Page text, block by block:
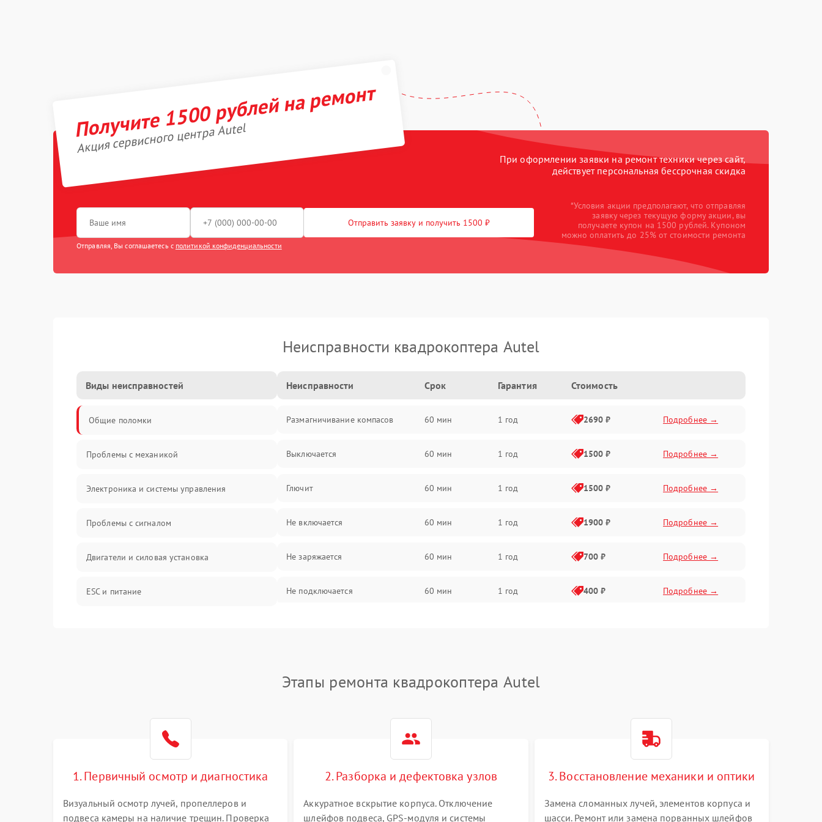
Получите 1500 рублей на ремонт
Акция сервисного центра Autel
При оформлении заявки на ремонт техники через сайт,
действует персональная бессрочная скидка
Отправить заявку и получить 1500 ₽
Отправляя, Вы соглашаетесь с политикой конфиденциальности
*Условия акции предполагают, что отправляя
заявку через текущую форму акции, вы
получаете купон на 1500 рублей. Купоном
можно оплатить до 25% от стоимости ремонта
Неисправности квадрокоптера Autel
Виды неисправностей
Общие поломки
Проблемы с механикой
Электроника и системы управления
Проблемы с сигналом
Двигатели и силовая установка
ESC и питание
Температурные и внешние факторы
Неисправности Срок Гарантия Стоимость
Размагничивание компасов 60 мин 1 год 2690 ₽ Подробнее →
Выключается 60 мин 1 год 1500 ₽ Подробнее →
Глючит 60 мин 1 год 1500 ₽ Подробнее →
Не включается 60 мин 1 год 1900 ₽ Подробнее →
Не заряжается 60 мин 1 год 700 ₽ Подробнее →
Не подключается 60 мин 1 год 400 ₽ Подробнее →
Этапы ремонта квадрокоптера Autel
1. Первичный осмотр и диагностика
Визуальный осмотр лучей, пропеллеров и
подвеса камеры на наличие трещин. Проверка
2. Разборка и дефектовка узлов
Аккуратное вскрытие корпуса. Отключение
шлейфов подвеса, GPS-модуля и системы
3. Восстановление механики и оптики
Замена сломанных лучей, элементов корпуса и
шасси. Ремонт или замена порванных шлейфов